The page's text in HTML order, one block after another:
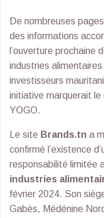
De nombreuses
des informations
l’ouverture prochaine
industries
investisseurs
initiative marquerait le
YOGO.
Le site Brands.tn a
confirmé l’existence
responsabilité limitée
industries
février 2024. Son
Gabès, Médénine